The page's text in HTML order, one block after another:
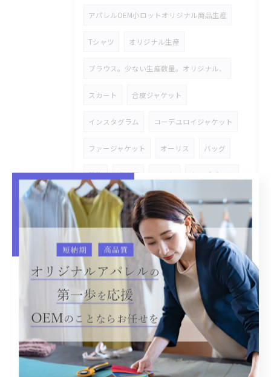
アパレルOEM小ロットオリジナル商品生産
Tシャツ オリジナル生産
ブラウス。少ない生産数量。オリジナル、
スカート 合皮ジャケット
インスタグラム コーデユロイジャケット
ファージャケット オーリス バッグ
着物 犬の服 コート カーゴパンツ
カスタマイズ 市場商材
ボアジャケット 市場カスタマイズ
多色多サイズ 帽子 タオル コラボ
パーカー トートバッグ メンズ
追加オーダー
ブラウス オシャレ
セットアップ 刺繍ワッペン 雑貨